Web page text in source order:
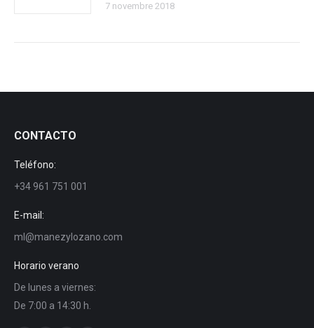
7 novembre 2018
CONTACTO
Teléfono:
+34 961 751 001
E-mail:
ml@manezylozano.com
Horario verano
De lunes a viernes:
De 7:00 a 14:30 h.